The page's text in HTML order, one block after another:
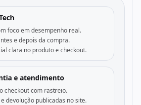
foco em desempenho real.
e depois da compra.
clara no produto e checkout.
e atendimento
checkout com rastreio.
devolução publicadas no site.